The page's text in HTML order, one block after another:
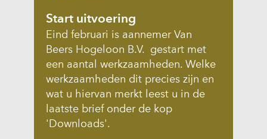
Start uitvoering
Eind februari is aannemer Van
Beers Hogeloon B.V. gestart met
een aantal werkzaamheden. Welke
werkzaamheden dit precies zijn en
wat u hiervan merkt leest u in de
laatste brief onder de kop
'Downloads'.